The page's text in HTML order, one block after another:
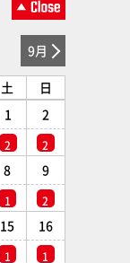
9月
土
日
1
2
2
2
8
1
9
2
15
1
16
1